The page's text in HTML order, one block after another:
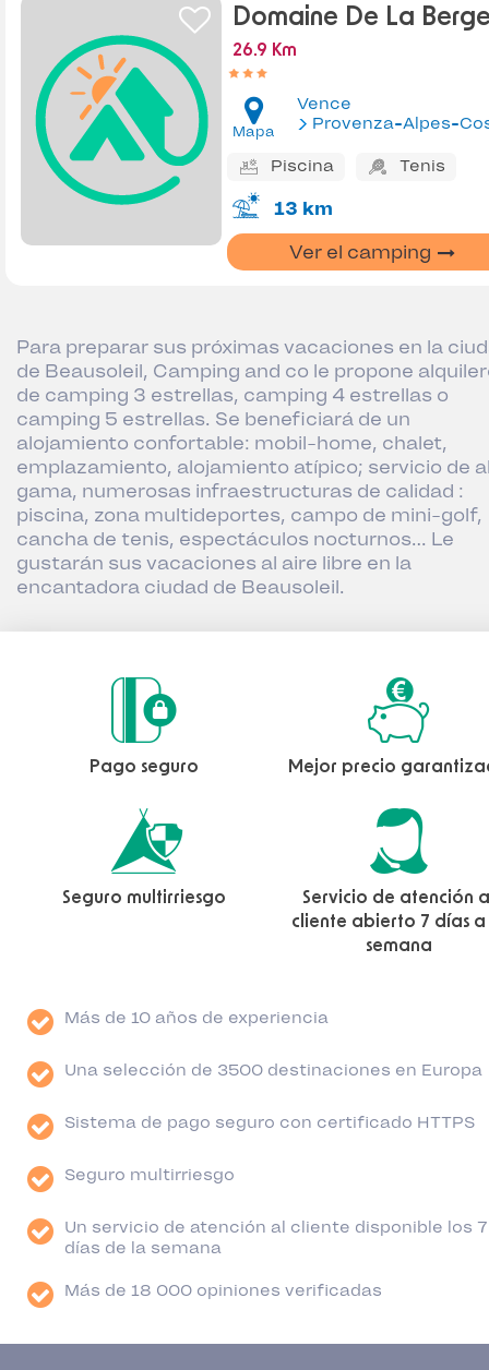
Domaine De La
26.9 Km
Mapa
Vence
Provenza-Alpes-Costa
Piscina Tenis
13 km
Ver el camping
Para preparar sus próximas vacaciones en la
de Beausoleil, Camping and co le propone
de camping 3 estrellas, camping 4 estrellas o
camping 5 estrellas. Se beneficiará de un
alojamiento confortable: mobil-home, chalet,
emplazamiento, alojamiento atípico; servicio de
gama, numerosas infraestructuras de calidad :
piscina, zona multideportes, campo de mini-golf,
cancha de tenis, espectáculos nocturnos… Le
gustarán sus vacaciones al aire libre en la
encantadora ciudad de Beausoleil.
Pago seguro Mejor precio
Seguro multirriesgo
Servicio de atención
cliente abierto 7 días a
semana
Más de 10 años de experiencia
Una selección de 3500 destinaciones en Europa
Sistema de pago seguro con certificado HTTPS
Seguro multirriesgo
Un servicio de atención al cliente disponible los 7
días de la semana
Más de 18 000 opiniones verificadas